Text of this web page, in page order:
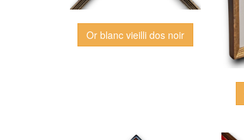
Or blanc vieilli dos noir